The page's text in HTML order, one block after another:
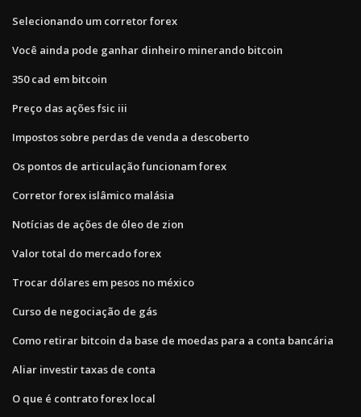
Selecionando um corretor forex
Você ainda pode ganhar dinheiro minerando bitcoin
350 cad em bitcoin
Preço das ações fsic iii
Impostos sobre perdas de venda a descoberto
Os pontos de articulação funcionam forex
Corretor forex islâmico malásia
Notícias de ações de óleo de zion
Valor total do mercado forex
Trocar dólares em pesos no méxico
Curso de negociação de gás
Como retirar bitcoin da base de moedas para a conta bancária
Aliar investir taxas de conta
O que é contrato forex local